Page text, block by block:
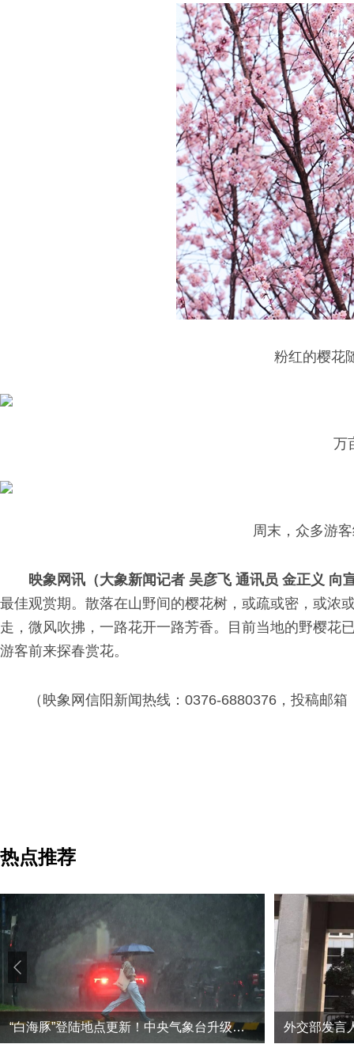
粉红的樱花
万
周末，众多游
映象网讯（大象新闻记者 吴彦飞 通讯员 金正义 向
最佳观赏期。散落在山野间的樱花树，或疏或密，或浓
走，微风吹拂，一路花开一路芳香。目前当地的野樱花
游客前来探春赏花。
（映象网信阳新闻热线：0376-6880376，投稿邮
热点推荐
“白海豚”登陆地点更新！中央气象台升级台风预警 外交部发言